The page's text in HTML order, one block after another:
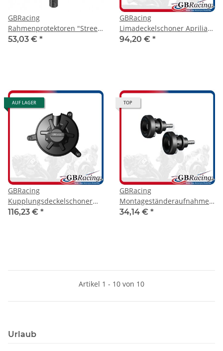
GBRacing
Rahmenprotektoren "Street"
(Bullet Slider) Aprilia Tuona
53,03 € *
GBRacing
Limadeckelschoner Aprilia
RSV4 09-20
94,20 € *
AUF LAGER
GBRacing
Kupplungsdeckelschoner
Aprilia RSV4 09-26
116,23 € *
TOP
GBRacing
Montageständeraufnahme
mit Protektor M6
34,14 € *
Artikel 1 - 10 von 10
Urlaub